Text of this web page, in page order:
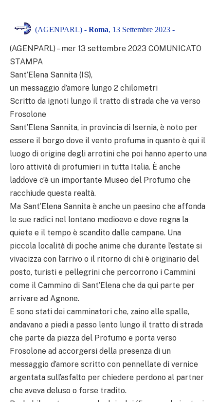
(AGENPARL) - Roma, 13 Settembre 2023 -
(AGENPARL) – mer 13 settembre 2023 COMUNICATO
STAMPA
Sant’Elena Sannita (IS),
un messaggio d’amore lungo 2 chilometri
Scritto da ignoti lungo il tratto di strada che va verso
Frosolone
Sant’Elena Sannita, in provincia di Isernia, è noto per
essere il borgo dove il vento profuma in quanto è qui il
luogo di origine degli arrotini che poi hanno aperto una
loro attività di profumieri in tutta Italia. È anche
laddove c’è un importante Museo del Profumo che
racchiude questa realtà.
Ma Sant’Elena Sannita è anche un paesino che affonda
le sue radici nel lontano medioevo e dove regna la
quiete e il tempo è scandito dalle campane. Una
piccola località di poche anime che durante l’estate si
vivacizza con l’arrivo o il ritorno di chi è originario del
posto, turisti e pellegrini che percorrono i Cammini
come il Cammino di Sant’Elena che da qui parte per
arrivare ad Agnone.
E sono stati dei camminatori che, zaino alle spalle,
andavano a piedi a passo lento lungo il tratto di strada
che parte da piazza del Profumo e porta verso
Frosolone ad accorgersi della presenza di un
messaggio d’amore scritto con pennellate di vernice
argentata sull’asfalto per chiedere perdono al partner
che aveva deluso o forse tradito.